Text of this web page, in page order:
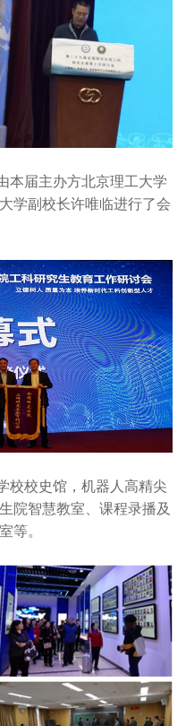
届主办方北京理工大学
学副校长许唯临进行了会
校史馆，机器人高精尖
院智慧教室、课程录播及
等。